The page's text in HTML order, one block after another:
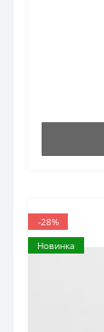
-28%
Новинка